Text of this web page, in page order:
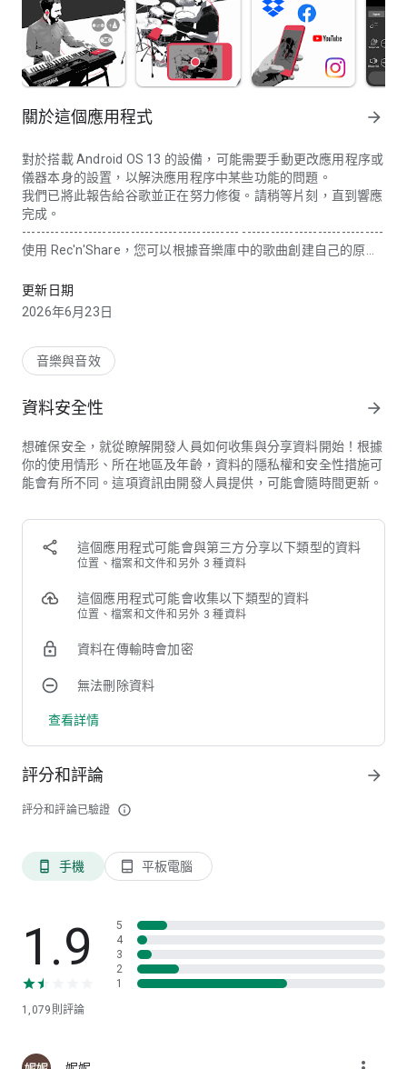
關於這個應用程式 arrow_forward
對於搭載 Android OS 13 的設備，可能需要手動更改應用程序或
儀器本身的設置，以解決應用程序中某些功能的問題。
我們已將此報告給谷歌並正在努力修復。請稍等片刻，直到響應
完成。
---------------------------------------------- ------------------------------
使用 Rec'n'Share，您可以根據音樂庫中的歌曲創建自己的原創
從練習到錄音再到表演，拓展您日常表演活動的範圍。
創建具有良好聲音的性能視頻
您的演奏與音樂庫 (*2) (*3) 中的歌曲一起錄製。
您可以使用應用程序的編輯功能來改變樂器演奏和歌曲之間的音
當您從音樂庫中選擇一首歌曲時，它會自動分析節奏並添加咔噠
聲。
您可以通過改變速度和選擇要重複的部分來有效地練習。
歌曲的特定音軌（人聲、鼓、貝斯等）的音量。
您可以在背景中享受您最喜愛的歌曲的練習和錄音。
通過按下應用程序上的分享按鈕，您可以將完成的表演視頻上傳
到 SNS (* 4)，例如 YouTube / Facebook / Dropbox /
與全世界分享您的翻唱和原創歌曲。
(* 1) 有關兼容的 Yamaha 產品和端子連接方法，請查看
另外，請檢查以下鏈接以了解兼容的 Android 型號。
(*3) 您也可以只錄製自己的演奏而不使用音樂庫中的歌曲。
權利人許可的數據。
https://www.youtube.com/music_policies
https://help.instagram.com/126382350847838
更新日期
2026年6月23日
音樂與音效
資料安全性 arrow_forward
想確保安全，就從瞭解開發人員如何收集與分享資料開始！根據
你的使用情形、所在地區及年齡，資料的隱私權和安全性措施可
能會有所不同。這項資訊由開發人員提供，可能會隨時間更新。
這個應用程式可能會與第三方分享以下類型的資料
位置、檔案和文件和另外 3 種資料
這個應用程式可能會收集以下類型的資料
位置、檔案和文件和另外 3 種資料
資料在傳輸時會加密
無法刪除資料
查看詳情
評分和評論
評分和評論已驗證 info_outline
arrow_forward
phone_android 手機 tablet_android 平板電腦
1.9
1,079 則評論
5
4
3
2
1